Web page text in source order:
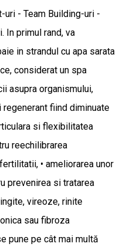
- Team Building-uri -
In primul rand, va
in strandul cu apa sarata
considerat un spa
asupra organismului,
fiind diminuate
si flexibilitatea
reechilibrarea
• ameliorarea unor
prevenirea si tratarea
vireoze, rinite
sau fibroza
pune pe cât mai multă